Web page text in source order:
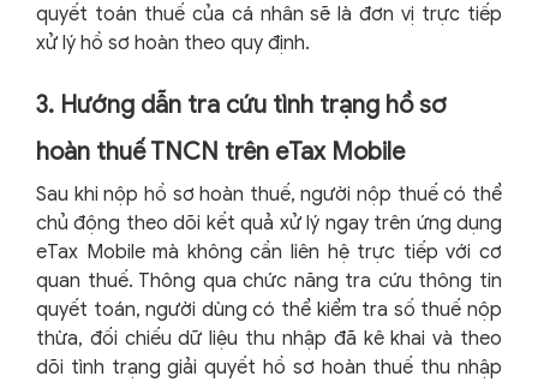
quyết toán thuế của cá nhân sẽ là đơn vị trực tiếp
xử lý hồ sơ hoàn theo quy định.
3. Hướng dẫn tra cứu tình trạng hồ sơ
hoàn thuế TNCN trên eTax Mobile
Sau khi nộp hồ sơ hoàn thuế, người nộp thuế có thể
chủ động theo dõi kết quả xử lý ngay trên ứng dụng
eTax Mobile mà không cần liên hệ trực tiếp với cơ
quan thuế. Thông qua chức năng tra cứu thông tin
quyết toán, người dùng có thể kiểm tra số thuế nộp
thừa, đối chiếu dữ liệu thu nhập đã kê khai và theo
dõi tình trạng giải quyết hồ sơ hoàn thuế thu nhập